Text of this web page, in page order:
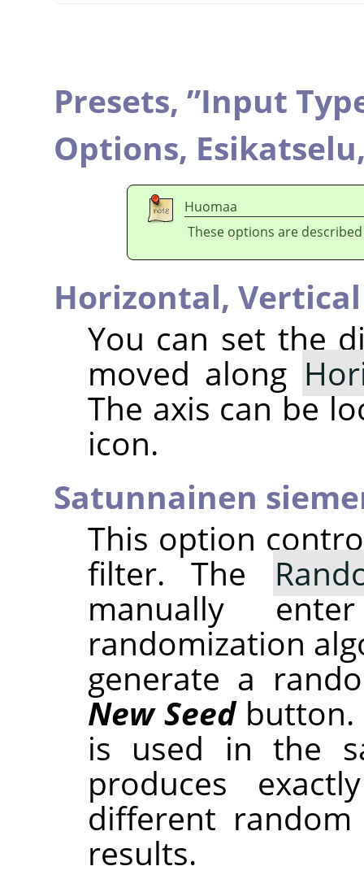
Presets, ”Input
Options,
Huomaa
These options are
Horizontal, Vertical
You can set the
moved along
The axis can be
icon.
Satunnainen
This option
filter. The
manually
randomization
generate a
New Seedbutton.
is used in the
produces
different
results.